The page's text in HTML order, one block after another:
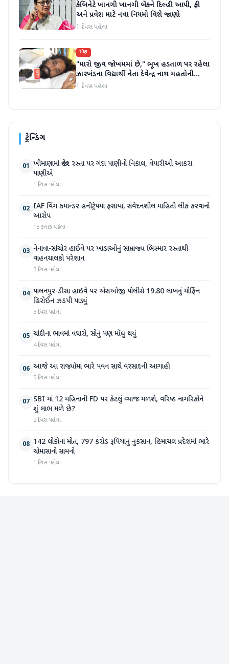
કેબિનેટે ખાનગી ખાનગી બેંકને દિલ્હી આપી, ફી
અને પ્રવેશ માટે નવા નિયમો વિશે જાણો
1 દિવસ પહેલા
રાષ્ટ્રીય
"મારો જીવ જોખમમાં છે," ભૂખ હડતાળ પર રહેલા
ઝારખંડના વિદ્યાર્થી નેતા દેવેન્દ્ર નાથ મહતોની
તબિયત ખરાબ
1 દિવસ પહેલા
ટ્રેન્ડિંગ
01 ખીમાણામાં જાહેર રસ્તા પર ગંદા પાણીનો નિકાલ, વેપારીઓ આકરા
પાણીએ
1 દિવસ પહેલા
02 IAF વિંગ કમાન્ડર હનીટ્રેપમાં ફસાયા, સંવેદનશીલ માહિતી લીક કરવાનો
આરોપ
15 કલાક પહેલા
03 નેનાવા-સાંચોર હાઈવે પર ખાડાઓનું સામ્રાજ્ય બિસ્માર રસ્તાથી
વાહનચાલકો પરેશાન
3 દિવસ પહેલા
04 પાલનપુર-ડીસા હાઇવે પર એસઓજી પોલીસે 19.80 લાખનું મોર્ફિન
હિરોઈન ઝડપી પાડ્યું
3 દિવસ પહેલા
05 ચાંદીના ભાવમાં વધારો, સોનું પણ મોંઘુ થયું
4 દિવસ પહેલા
06 આજે આ રાજ્યોમાં ભારે પવન સાથે વરસાદની આગાહી
5 દિવસ પહેલા
07 SBI માં 12 મહિનાની FD પર કેટલું વ્યાજ મળશે, વરિષ્ઠ નાગરિકોને
શું લાભ મળે છે?
2 દિવસ પહેલા
08 142 લોકોના મોત, 797 કરોડ રૂપિયાનું નુકસાન, હિમાચલ પ્રદેશમાં ભારે
ચોમાસાનો સામનો
1 દિવસ પહેલા